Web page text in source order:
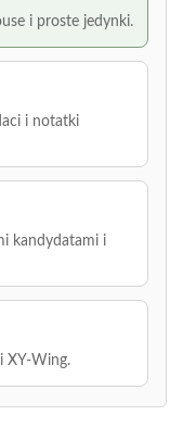
i proste jedynki.
i notatki
kandydatami i
XY-Wing.